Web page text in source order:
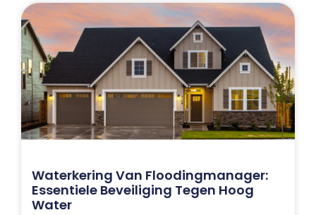
Waterkering Van Floodingmanager:
Essentiele Beveiliging Tegen Hoog
Water